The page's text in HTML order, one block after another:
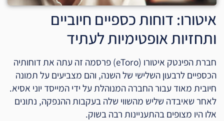
איטורו: דוחות כספיים חיוביים
ותחזיות אופטימיות לעתיד
חברת הפינטק איטורו (eToro) פרסמה זה עתה את דוחותיה
הכספיים לרבעון השלישי של השנה, והם מצביעים על תמונה
חיובית מאוד עבור החברה המנוהלת על ידי המייסד יוני אסיא.
לאחר שאיבדה שליש מהשווי שלה בעקבות ההנפקה, נתונים
אלו היו מצופים בהתעניינות רבה בשוק.